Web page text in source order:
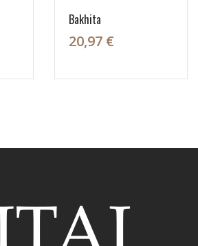
Bakhita
20,97 €